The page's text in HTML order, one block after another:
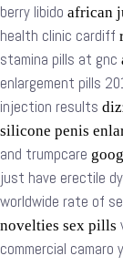
berry libido african
health clinic cardiff
stamina pills at gnc
enlargement pills
injection results
silicone penis
and trumpcare
just have erectile
worldwide rate of
novelties sex pills
commercial camaro